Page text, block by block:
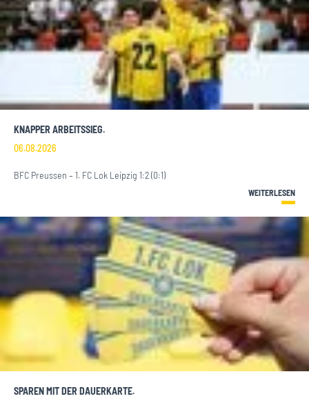
KNAPPER ARBEITSSIEG.
06.08.2026
BFC Preussen – 1. FC Lok Leipzig 1:2 (0:1)
WEITERLESEN
SPAREN MIT DER DAUERKARTE.